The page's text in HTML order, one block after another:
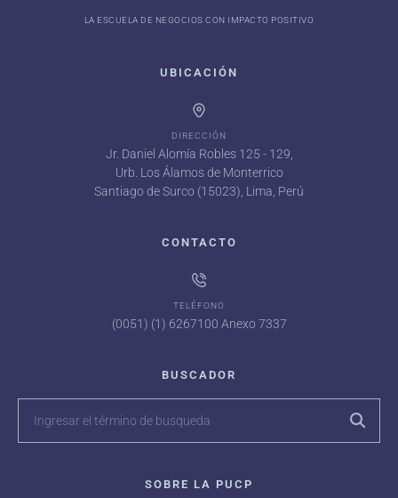
LA ESCUELA DE NEGOCIOS CON IMPACTO POSITIVO
UBICACIÓN
DIRECCIÓN
Jr. Daniel Alomía Robles 125 - 129,
Urb. Los Álamos de Monterrico
Santiago de Surco (15023), Lima, Perú
CONTACTO
TELÉFONO
(0051) (1) 6267100 Anexo 7337
BUSCADOR
SOBRE LA PUCP